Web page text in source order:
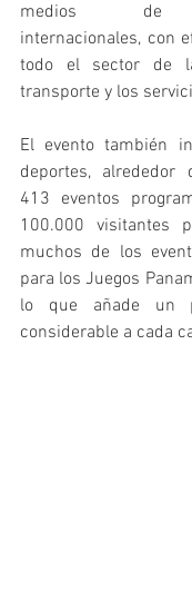
medios de
internacionales, con
todo el sector de
transporte y los
El evento también
deportes,
413 eventos
100.000 visitantes
muchos de los
para los Juegos
lo que añade un
considerable a cada